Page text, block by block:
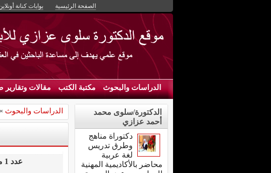
الصفحة الرئيسية بوابات كنانة
الدراسات والبحوث مكتبة الكتب مقالات وتقارير
الدراسات والبحوث »
عدد 1 مقال تحت قسم
الدكتورة/سلوى محمد
أحمد عزازي
دكتوراة مناهج
وطرق تدريس
لغة عربية
محاضر بالأكاديمية المهنية